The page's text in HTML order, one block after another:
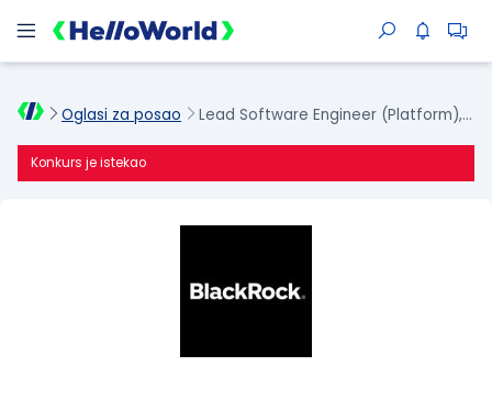
Oglasi za posao Lead Software Engineer (Platform), Vice President
Konkurs je istekao